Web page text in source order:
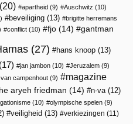
apartheid (9) Auschwitz (10)
beveiliging (13)
brigitte herremans
conflict (10) fjo (14) gantman
(27) hans knoop (13)
(17) jan jambon (10) Jeruzalem (9)
van campenhout (9)
magazine
aryeh friedman (14) n-va(12)
(10) olympische spelen (9)
veiligheid (13) verkiezingen (11)